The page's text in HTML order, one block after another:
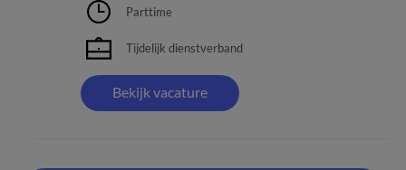
Parttime
Tijdelijk dienstverband
Bekijk vacature